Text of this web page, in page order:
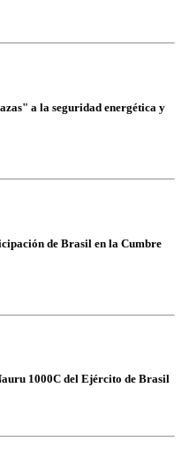
a la seguridad energética y
de Brasil en la Cumbre
1000C del Ejército de Brasil